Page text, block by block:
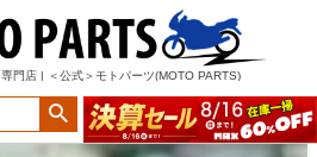
専門店 | ＜公式＞モトパーツ(MOTO PARTS)